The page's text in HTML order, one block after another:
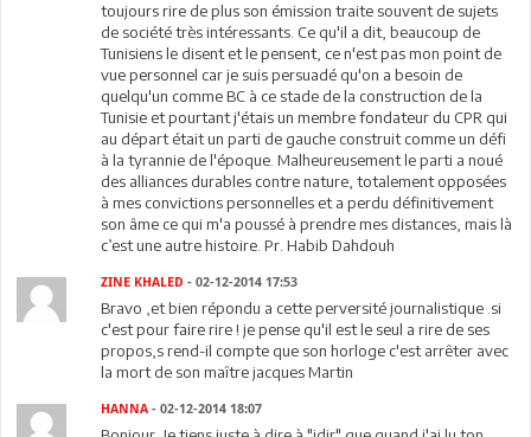
toujours rire de plus son émission traite souvent de sujets
de société très intéressants. Ce qu'il a dit, beaucoup de
Tunisiens le disent et le pensent, ce n'est pas mon point de
vue personnel car je suis persuadé qu'on a besoin de
quelqu'un comme BC à ce stade de la construction de la
Tunisie et pourtant j'étais un membre fondateur du CPR qui
au départ était un parti de gauche construit comme un défi
à la tyrannie de l'époque. Malheureusement le parti a noué
des alliances durables contre nature, totalement opposées
à mes convictions personnelles et a perdu définitivement
son âme ce qui m'a poussé à prendre mes distances, mais là
c’est une autre histoire. Pr. Habib Dahdouh
ZINE KHALED - 02-12-2014 17:53
Bravo ,et bien répondu a cette perversité journalistique .si
c'est pour faire rire ! je pense qu'il est le seul a rire de ses
propos,s rend-il compte que son horloge c'est arrêter avec
la mort de son maître jacques Martin
HANNA - 02-12-2014 18:07